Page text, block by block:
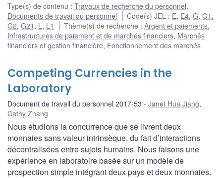
Type(s) de contenu : Travaux de recherche du personnel,
Documents de travail du personnel
Code(s) JEL : E, E4,G,G1 ,
G2, G21 , L , L1 Thème(s) de recherche :Argent et paiements,
Infrastructures de paiement et de marchés financiers, Marchés
financiers et gestion financière, Fonctionnement des marchés
Competing Currencies in the
Laboratory
Document de travail du personnel 2017-53 Janet Hua Jiang,
Cathy Zhang
Nous étudions la concurrence que se livrent deux
monnaies sans valeur intrinsèque, du fait d’interactions
décentralisées entre sujets humains. Nous faisons une
expérience en laboratoire basée sur un modèle de
prospection simple intégrant deux pays et deux monnaies.